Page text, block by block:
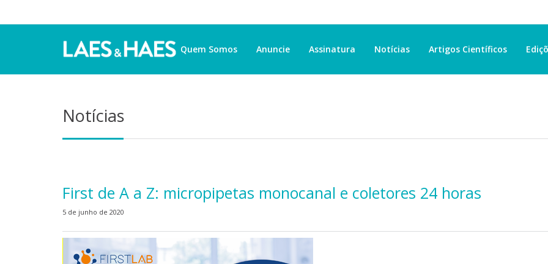
Quem Somos Anuncie Assinatura Notícias Artigos Científicos
Notícias
First de A a Z: micropipetas monocanal e coletores 24 horas
5 de junho de 2020